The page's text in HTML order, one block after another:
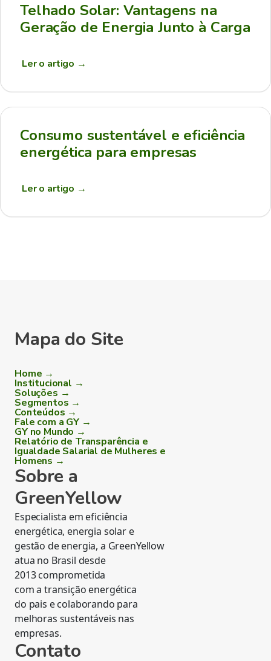
Telhado Solar: Vantagens na
Geração de Energia Junto à Carga
Ler o artigo →
Consumo sustentável e eficiência
energética para empresas
Ler o artigo →
Mapa do Site
Home →
Institucional →
Soluções →
Segmentos →
Conteúdos →
Fale com a GY →
GY no Mundo →
Relatório de Transparência e
Igualdade Salarial de Mulheres e
Homens →
Sobre a
GreenYellow
Especialista em eficiência
energética, energia solar e
gestão de energia, a GreenYellow
atua no Brasil desde
2013 comprometida
com a transição energética
do pais e colaborando para
melhoras sustentáveis nas
empresas.
Contato